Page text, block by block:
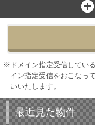
ドメイン指定受信してい
イン指定受信をおこなっ
いいたします。
最近見た物件